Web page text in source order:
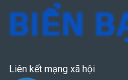
Liên kết mạng xã hội